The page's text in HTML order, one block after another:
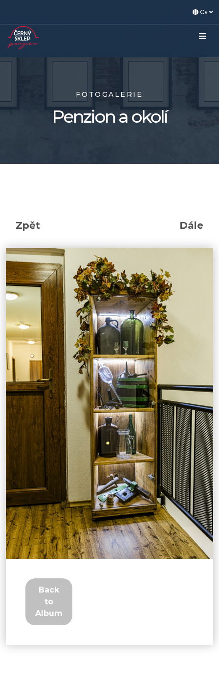
Cs
FOTOGALERIE
Penzion a okolí
Zpět Dále
Back
to
Album